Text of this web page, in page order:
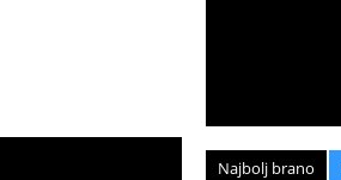
Najbolj brano